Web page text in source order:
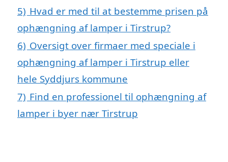
5) Hvad er med til at bestemme prisen på
ophængning af lamper i Tirstrup?
6) Oversigt over firmaer med speciale i
ophængning af lamper i Tirstrup eller
hele Syddjurs kommune
7) Find en professionel til ophængning af
lamper i byer nær Tirstrup